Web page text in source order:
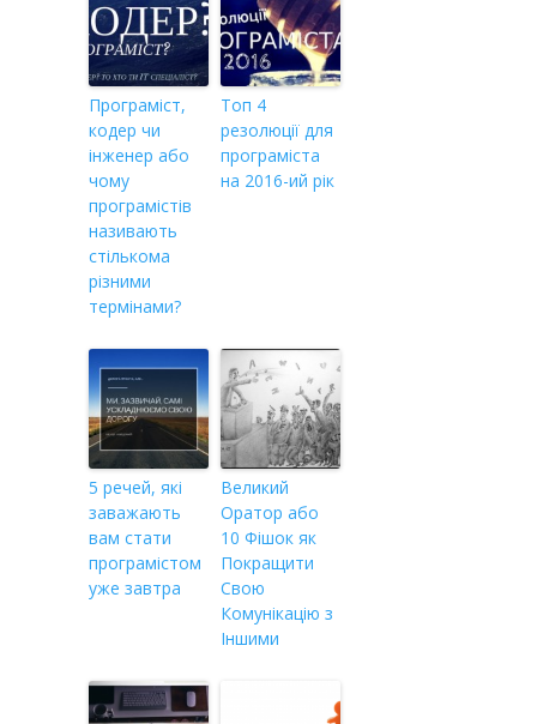
Програміст,
кодер чи
інженер або
чому
програмістів
називають
стількома
різними
термінами?
Топ 4
резолюції для
програміста
на 2016-ий рік
5 речей, які
заважають
вам стати
програмістом
уже завтра
Великий
Оратор або
10 Фішок як
Покращити
Свою
Комунікацію з
Іншими